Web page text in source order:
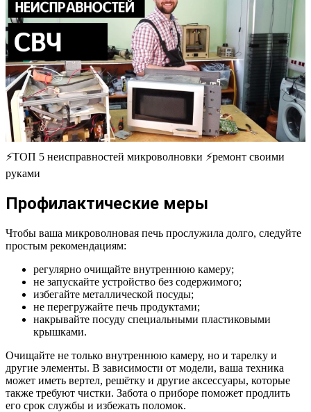
⚡ТОП 5 неисправностей микроволновки ⚡ремонт своими
руками
Профилактические меры
Чтобы ваша микроволновая печь прослужила долго, следуйте
простым рекомендациям:
регулярно очищайте внутреннюю камеру;
не запускайте устройство без содержимого;
избегайте металлической посуды;
не перегружайте печь продуктами;
накрывайте посуду специальными пластиковыми
крышками.
Очищайте не только внутреннюю камеру, но и тарелку и
другие элементы. В зависимости от модели, ваша техника
может иметь вертел, решётку и другие аксессуары, которые
также требуют чистки. Забота о приборе поможет продлить
его срок службы и избежать поломок.